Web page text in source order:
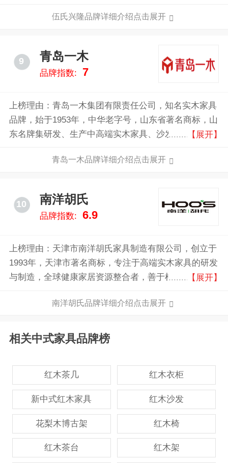
的生产企业。伍氏兴隆品牌详细介绍点击展开
9 青岛一木
品牌指数: 7
上榜理由：青岛一木集团有限责任公司，知名实木家具
品牌，始于1953年，中华老字号，山东省著名商标，山
东名牌集研发、生产中高端实木家具、沙发床垫、出口
【展开】
青岛一木品牌详细介绍点击展开
10 南洋胡氏
品牌指数: 6.9
上榜理由：天津市南洋胡氏家具制造有限公司，创立于
1993年，天津市著名商标，专注于高端实木家具的研发
与制造，全球健康家居资源整合者，善于根据消费者需
【展开】
南洋胡氏品牌详细介绍点击展开
相关中式家具品牌榜
红木茶几 红木衣柜
新中式红木家具 红木沙发
花梨木博古架 红木椅
红木茶台 红木架